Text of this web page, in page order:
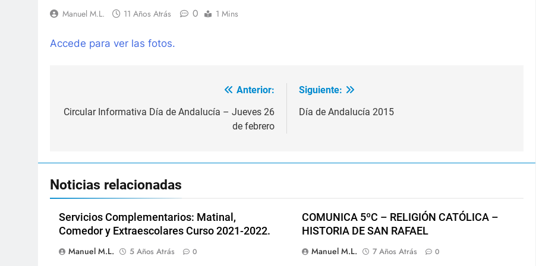
Manuel M.L. 11 Años Atrás 0 1 Mins
Accede para ver las fotos.
de
Anterior:
Circular Informativa Día de Andalucía – Jueves 26
de febrero
Siguiente:
Día de Andalucía 2015
Noticias relacionadas
Servicios Complementarios: Matinal,
Comedor y Extraescolares Curso 2021-2022.
Manuel M.L.
5 Años Atrás 0
COMUNICA 5ºC – RELIGIÓN CATÓLICA –
HISTORIA DE SAN RAFAEL
Manuel M.L.
7 Años Atrás 0